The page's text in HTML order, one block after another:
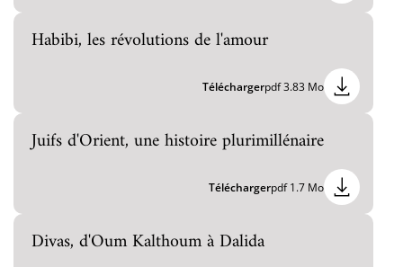
Habibi, les révolutions de l'amour
Téléchargerpdf 3.83 Mo
Juifs d'Orient, une histoire plurimillénaire
Téléchargerpdf 1.7 Mo
Divas, d'Oum Kalthoum à Dalida